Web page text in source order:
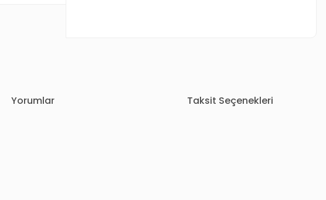
Yorumlar Taksit Seçenekleri